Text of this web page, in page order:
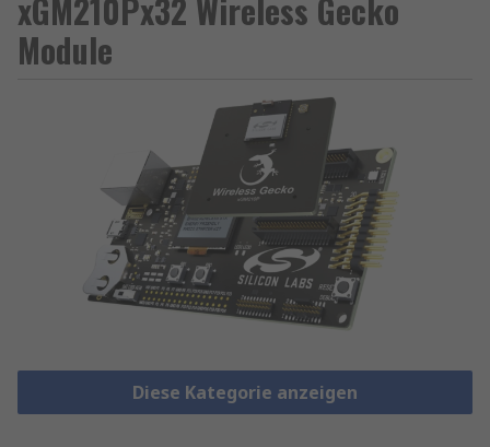
xGM210Px32 Wireless Gecko
Module
Diese Kategorie anzeigen